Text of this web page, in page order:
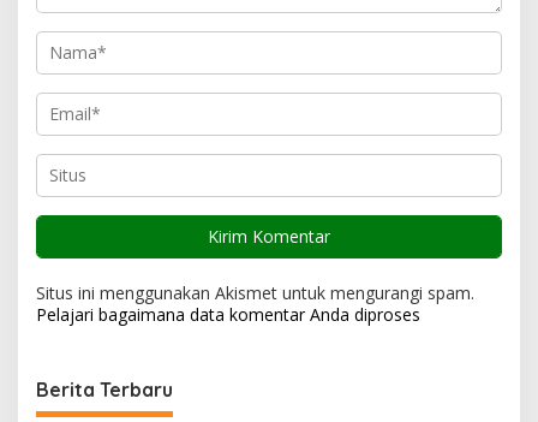
Situs ini menggunakan Akismet untuk mengurangi spam.
Pelajari bagaimana data komentar Anda diproses
Berita Terbaru